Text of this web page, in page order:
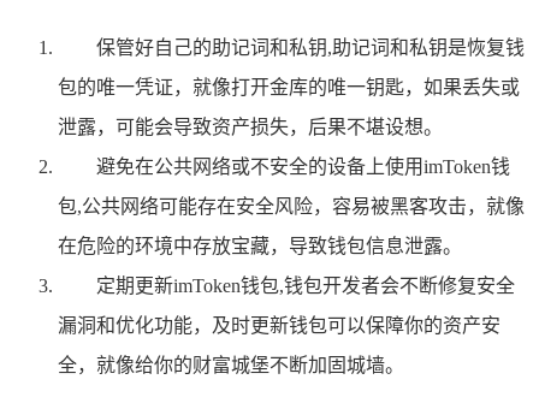
保管好自己的助记词和私钥,助记词和私钥是恢复钱
包的唯一凭证，就像打开金库的唯一钥匙，如果丢失或
泄露，可能会导致资产损失，后果不堪设想。
避免在公共网络或不安全的设备上使用imToken钱
包,公共网络可能存在安全风险，容易被黑客攻击，就像
在危险的环境中存放宝藏，导致钱包信息泄露。
定期更新imToken钱包,钱包开发者会不断修复安全
漏洞和优化功能，及时更新钱包可以保障你的资产安
全，就像给你的财富城堡不断加固城墙。